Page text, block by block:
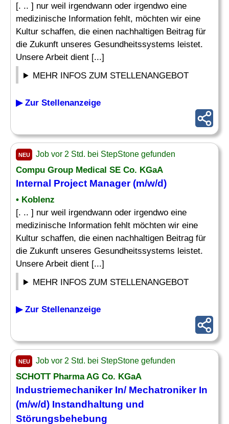
[. .. ] nur weil irgendwann oder irgendwo eine
medizinische Information fehlt, möchten wir eine
Kultur schaffen, die einen nachhaltigen Beitrag für
die Zukunft unseres Gesundheitssystems leistet.
Unsere Arbeit dient [...]
MEHR INFOS ZUM STELLENANGEBOT
▶ Zur Stellenanzeige
NEU Job vor 2 Std. bei StepStone gefunden
Compu Group Medical SE Co. KGaA
Internal Project Manager (m/w/d)
• Koblenz
[. .. ] nur weil irgendwann oder irgendwo eine
medizinische Information fehlt möchten wir eine
Kultur schaffen, die einen nachhaltigen Beitrag für
die Zukunft unseres Gesundheitssystems leistet.
Unsere Arbeit dient [...]
MEHR INFOS ZUM STELLENANGEBOT
▶ Zur Stellenanzeige
NEU Job vor 2 Std. bei StepStone gefunden
SCHOTT Pharma AG Co. KGaA
Industriemechaniker In/ Mechatroniker In
(m/w/d) Instandhaltung und
Störungsbehebung